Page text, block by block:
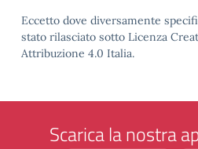
Eccetto dove diversamente
stato rilasciato sotto Licenza
Attribuzione 4.0 Italia.
Scarica la nostra